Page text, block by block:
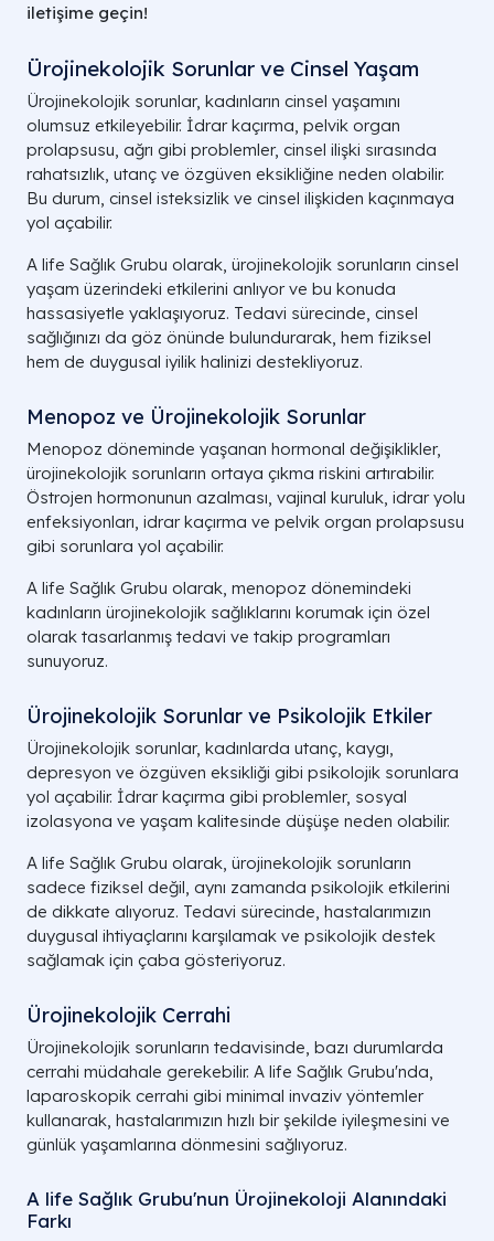
iletişime geçin!
Ürojinekolojik Sorunlar ve Cinsel Yaşam
Ürojinekolojik sorunlar, kadınların cinsel yaşamını
olumsuz etkileyebilir. İdrar kaçırma, pelvik organ
prolapsusu, ağrı gibi problemler, cinsel ilişki sırasında
rahatsızlık, utanç ve özgüven eksikliğine neden olabilir.
Bu durum, cinsel isteksizlik ve cinsel ilişkiden kaçınmaya
yol açabilir.
A life Sağlık Grubu olarak, ürojinekolojik sorunların cinsel
yaşam üzerindeki etkilerini anlıyor ve bu konuda
hassasiyetle yaklaşıyoruz. Tedavi sürecinde, cinsel
sağlığınızı da göz önünde bulundurarak, hem fiziksel
hem de duygusal iyilik halinizi destekliyoruz.
Menopoz ve Ürojinekolojik Sorunlar
Menopoz döneminde yaşanan hormonal değişiklikler,
ürojinekolojik sorunların ortaya çıkma riskini artırabilir.
Östrojen hormonunun azalması, vajinal kuruluk, idrar yolu
enfeksiyonları, idrar kaçırma ve pelvik organ prolapsusu
gibi sorunlara yol açabilir.
A life Sağlık Grubu olarak, menopoz dönemindeki
kadınların ürojinekolojik sağlıklarını korumak için özel
olarak tasarlanmış tedavi ve takip programları
sunuyoruz.
Ürojinekolojik Sorunlar ve Psikolojik Etkiler
Ürojinekolojik sorunlar, kadınlarda utanç, kaygı,
depresyon ve özgüven eksikliği gibi psikolojik sorunlara
yol açabilir. İdrar kaçırma gibi problemler, sosyal
izolasyona ve yaşam kalitesinde düşüşe neden olabilir.
A life Sağlık Grubu olarak, ürojinekolojik sorunların
sadece fiziksel değil, aynı zamanda psikolojik etkilerini
de dikkate alıyoruz. Tedavi sürecinde, hastalarımızın
duygusal ihtiyaçlarını karşılamak ve psikolojik destek
sağlamak için çaba gösteriyoruz.
Ürojinekolojik Cerrahi
Ürojinekolojik sorunların tedavisinde, bazı durumlarda
cerrahi müdahale gerekebilir. A life Sağlık Grubu'nda,
laparoskopik cerrahi gibi minimal invaziv yöntemler
kullanarak, hastalarımızın hızlı bir şekilde iyileşmesini ve
günlük yaşamlarına dönmesini sağlıyoruz.
A life Sağlık Grubu'nun Ürojinekoloji Alanındaki
Farkı